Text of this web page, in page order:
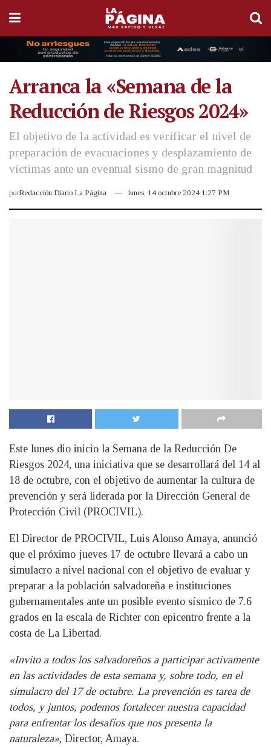
Arranca la «Semana de la
Reducción de Riesgos 2024»
El objetivo de la actividad es verificar el nivel de
preparación de evacuaciones y desplazamiento de
víctimas ante un eventual sismo de gran magnitud
porRedacción Diario La Página lunes, 14 octubre 2024 1:27 PM
Este lunes dio inicio la Semana de la Reducción De
Riesgos 2024, una iniciativa que se desarrollará del 14 al
18 de octubre, con el objetivo de aumentar la cultura de
prevención y será liderada por la Dirección General de
Protección Civil (PROCIVIL).
El Director de PROCIVIL, Luis Alonso Amaya, anunció
que el próximo jueves 17 de octubre llevará a cabo un
simulacro a nivel nacional con el objetivo de evaluar y
preparar a la población salvadoreña e instituciones
gubernamentales ante un posible evento sísmico de 7.6
grados en la escala de Richter con epicentro frente a la
costa de La Libertad.
«Invito a todos los salvadoreños a participar activamente
en las actividades de esta semana y, sobre todo, en el
simulacro del 17 de octubre. La prevención es tarea de
todos, y juntos, podemos fortalecer nuestra capacidad
para enfrentar los desafíos que nos presenta la
naturaleza», Director, Amaya.